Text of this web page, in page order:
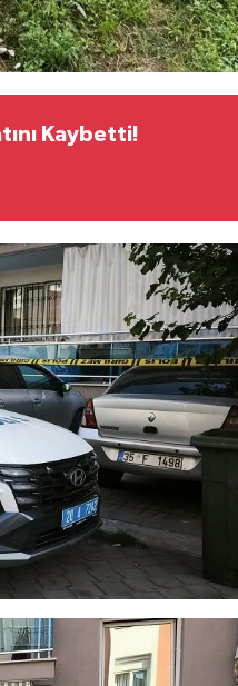
Kaybetti!